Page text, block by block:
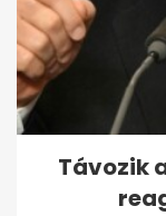
Távozik